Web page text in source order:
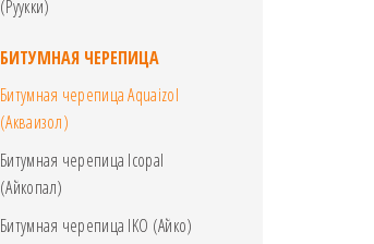
(Руукки)
БИТУМНАЯ ЧЕРЕПИЦА
Битумная черепица Aquaizol
(Акваизол)
Битумная черепица Icopal
(Айкопал)
Битумная черепица IKO (Айко)